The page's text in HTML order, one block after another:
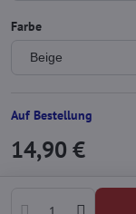
Farbe
Auf Bestellung
14,90 €